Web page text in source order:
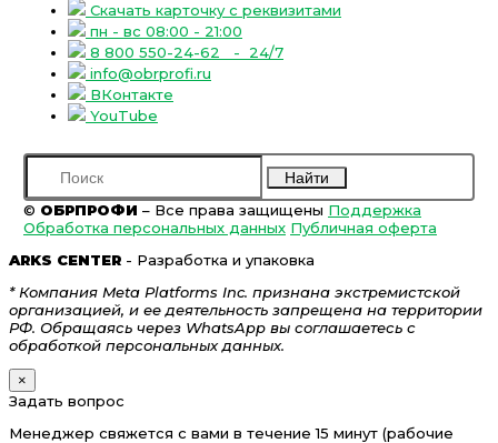
Скачать карточку с реквизитами
пн - вс 08:00 - 21:00
8 800 550-24-62
- 24/7
info@obrprofi.ru
ВКонтакте
YouTube
Найти
© ОБРПРОФИ – Все права защищены Поддержка
Обработка персональных данных Публичная оферта
ARKS CENTER - Разработка и упаковка
* Компания Meta Platforms Inc. признана экстремистской
организацией, и ее деятельность запрещена на территории
РФ. Обращаясь через WhatsApp вы соглашаетесь с
обработкой персональных данных.
×
Задать вопрос
Менеджер свяжется с вами в течение 15 минут (рабочие